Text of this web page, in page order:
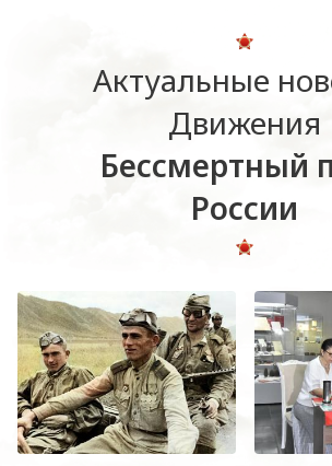
Актуальные
Движения
Бессмертный
России